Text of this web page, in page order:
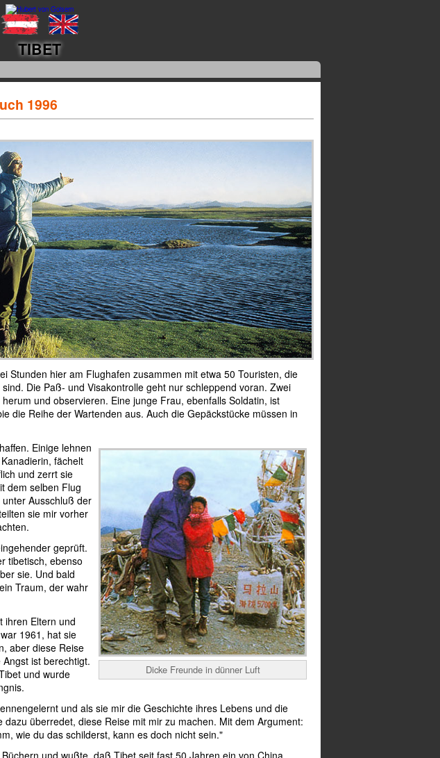
TIBET
1996
Stunden hier am Flughafen zusammen mit etwa 50 Touristen, die
Die Paß- und Visakontrolle geht nur schleppend voran. Zwei
und observieren. Eine junge Frau, ebenfalls Soldatin, ist
die Reihe der Wartenden aus. Auch die Gepäckstücke müssen in
Dicke Freunde in dünner Luft
Einige lehnen
fächelt
und zerrt sie
dem selben Flug
Ausschluß der
sie mir vorher
geprüft.
tibetisch, ebenso
sie. Und bald
Traum, der wahr
ihren Eltern und
1961, hat sie
aber diese Reise
ist berechtigt.
und wurde
und als sie mir die Geschichte ihres Lebens und die
überredet, diese Reise mit mir zu machen. Mit dem Argument:
wie du das schilderst, kann es doch nicht sein."